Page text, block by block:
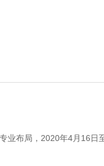
业布局，2020年4月16日